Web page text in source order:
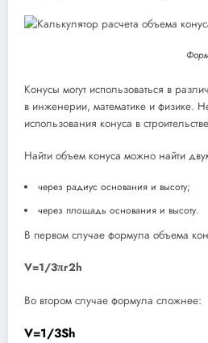
Конусы могут использоваться в
в инженерии, математике и физике.
использования конуса в
Найти объем конуса можно найти
через радиус основания и высоту;
через площадь основания и высоту.
В первом случае формула объема
V=​1/3​​πr​2​​h
Во втором случае формула сложнее:
V=​1/3​​Sh